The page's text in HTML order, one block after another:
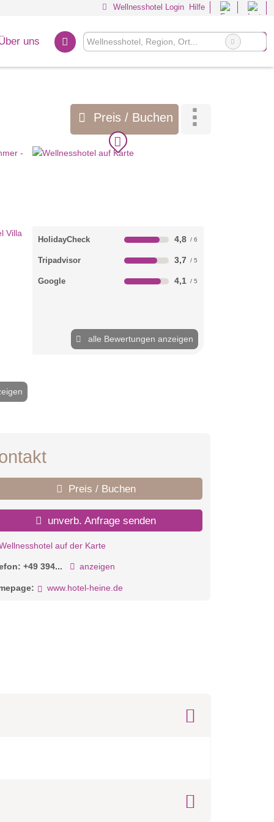
Wellnesshotel Login Hilfe
uns
Preis / Buchen
HolidayCheck 4,8
Tripadvisor 3,7
Google 4,1
alle Bewertungen anzeigen
Preis / Buchen
unverb. Anfrage senden
auf der Karte
+49 394... anzeigen
www.hotel-heine.de